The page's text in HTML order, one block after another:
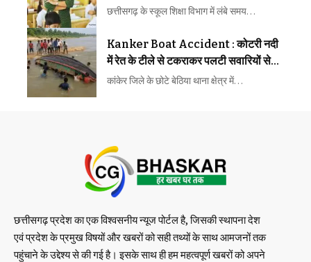
प्रक्रिया
छत्तीसगढ़ के स्कूल शिक्षा विभाग में लंबे समय…
Kanker Boat Accident : कोटरी नदी
में रेत के टीले से टकराकर पलटी सवारियों से
भरी नाव, 12 लोग थे सवार
कांकेर जिले के छोटे बेठिया थाना क्षेत्र में…
छत्तीसगढ़ प्रदेश का एक विश्वसनीय न्यूज पोर्टल है, जिसकी स्थापना देश
एवं प्रदेश के प्रमुख विषयों और खबरों को सही तथ्यों के साथ आमजनों तक
पहुंचाने के उद्देश्य से की गई है। इसके साथ ही हम महत्वपूर्ण खबरों को अपने